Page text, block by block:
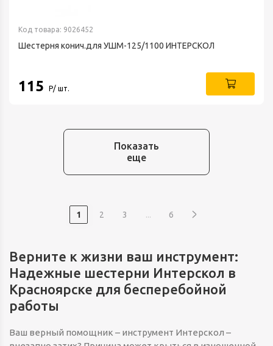
Код товара: 9026452
Шестерня конич.для УШМ-125/1100 ИНТЕРСКОЛ
115 Р/ шт.
Показать
еще
1 2 3 ... 6
Верните к жизни ваш инструмент:
Надежные шестерни Интерскол в
Красноярске для бесперебойной
работы
Ваш верный помощник – инструмент Интерскол –